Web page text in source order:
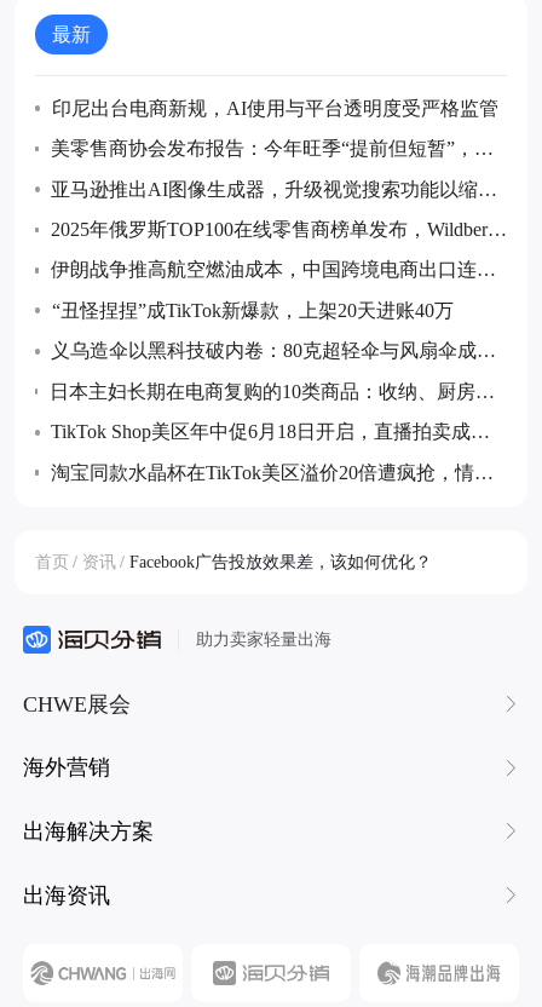
最新
印尼出台电商新规，AI使用与平台透明度受严格监管
美零售商协会发布报告：今年旺季“提前但短暂”，预
计7月后货量回落
亚马逊推出AI图像生成器，升级视觉搜索功能以缩小
购物搜索范围
2025年俄罗斯TOP100在线零售商榜单发布，Wildberrie
s和Ozon继续领跑
伊朗战争推高航空燃油成本，中国跨境电商出口连续
五个月同比下降
“丑怪捏捏”成TikTok新爆款，上架20天进账40万
义乌造伞以黑科技破内卷：80克超轻伞与风扇伞成全
球采购热点
日本主妇长期在电商复购的10类商品：收纳、厨房消
耗品与防灾储备等成跨境卖家布局重点
TikTok Shop美区年中促6月18日开启，直播拍卖成最
大增量玩法
淘宝同款水晶杯在TikTok美区溢价20倍遭疯抢，情绪
首页 / 资讯 / Facebook广告投放效果差，该如何优化？
助力卖家轻量出海
CHWE展会
海外营销
出海解决方案
出海资讯